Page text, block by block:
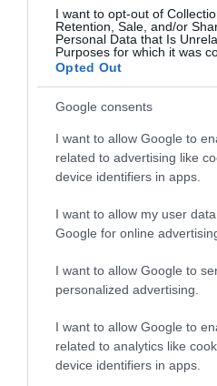
I want to opt-out of
Retention, Sale, and/or
Personal Data that Is
Purposes for which it was
Opted Out
Google consents
I want to allow Google to
related to advertising like
device identifiers in apps.
I want to allow my user
Google for online
I want to allow Google to
personalized advertising.
I want to allow Google to
related to analytics like
device identifiers in apps.
Ahány ház, annyi hűsítő